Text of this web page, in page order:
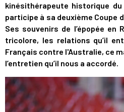
kinésithérapeute historique
participe à sa deuxième Coupe
Ses souvenirs de l’épopée
tricolore, les relations qu’il
Français contre l'Australie, ce
l’entretien qu’il nous a accordé.